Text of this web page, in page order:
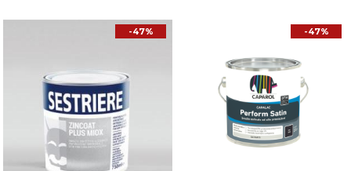
-47% -47%